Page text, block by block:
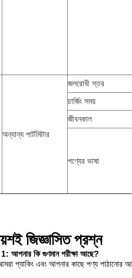
অন্যান্য পার্টমিটার
জলরোধী স্তর
চার্জিং সময়
জীবনকাল
পণ্যের ভাষা